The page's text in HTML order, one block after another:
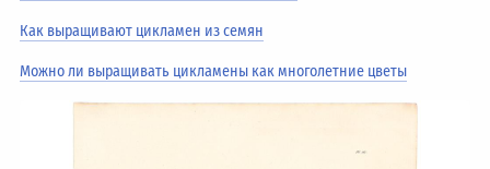
Как выращивают цикламен из семян
Можно ли выращивать цикламены как многолетние цветы